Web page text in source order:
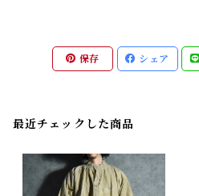
保存 シェア
最近チェックした商品